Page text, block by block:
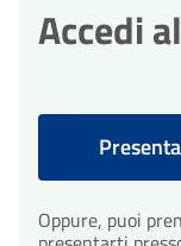
Accedi
Oppure, puoi